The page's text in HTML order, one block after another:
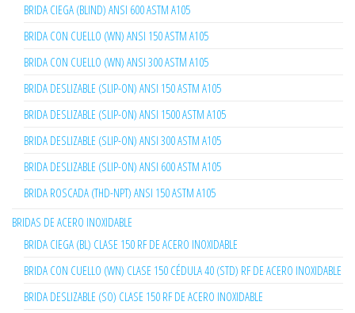
BRIDA CIEGA (BLIND) ANSI 600 ASTM A105
BRIDA CON CUELLO (WN) ANSI 150 ASTM A105
BRIDA CON CUELLO (WN) ANSI 300 ASTM A105
BRIDA DESLIZABLE (SLIP-ON) ANSI 150 ASTM A105
BRIDA DESLIZABLE (SLIP-ON) ANSI 1500 ASTM A105
BRIDA DESLIZABLE (SLIP-ON) ANSI 300 ASTM A105
BRIDA DESLIZABLE (SLIP-ON) ANSI 600 ASTM A105
BRIDA ROSCADA (THD-NPT) ANSI 150 ASTM A105
BRIDAS DE ACERO INOXIDABLE
BRIDA CIEGA (BL) CLASE 150 RF DE ACERO INOXIDABLE
BRIDA CON CUELLO (WN) CLASE 150 CÉDULA 40 (STD) RF DE ACERO INOXIDABLE
BRIDA DESLIZABLE (SO) CLASE 150 RF DE ACERO INOXIDABLE